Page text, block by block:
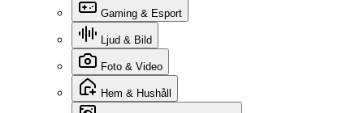
Gaming & Esport
Ljud & Bild
Foto & Video
Hem & Hushåll